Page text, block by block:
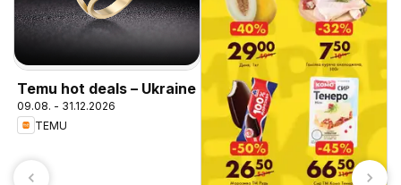
Temu hot deals – Ukraine
09.08. - 31.12.2026
TEMU